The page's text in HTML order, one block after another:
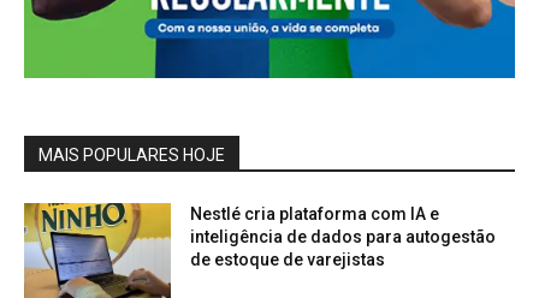
MAIS POPULARES HOJE
Nestlé cria plataforma com IA e
inteligência de dados para autogestão
de estoque de varejistas